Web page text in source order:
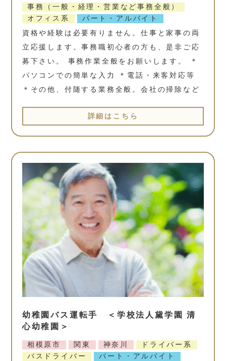
事務（一般・経理・営業など事務全般）
オフィス系
パート・アルバイト
資格や経験は必要有りません。仕事と家事の両
立応援します。事務職初心者の方も、是非ご応
募下さい。 事務作業全般をお願いします。 ＊
パソコンでの簡単な入力 ＊電話・来客対応等
＊その他、付随する業務全般。会社の掃除など
詳細はこちら
幼稚園バス運転手 ＜学校法人黛学園 清
心幼稚園＞
相模原市 関東 神奈川
ドライバー系
バスドライバー
パート・アルバイト